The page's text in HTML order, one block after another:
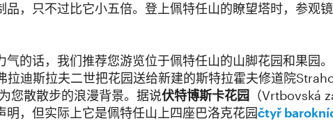
品，只不过比它小五倍。登上佩特任山的瞭望塔时，参观
的话，我们推荐您游览位于佩特任山的山脚花园和果园。
拉迪斯拉夫二世把花园送给新建的斯特拉霍夫修道院
您散散步的浪漫背景。据说伏特博斯卡花园 （Vrtbovská
，但实际上它是佩特任山上四座巴洛克花园čtyř